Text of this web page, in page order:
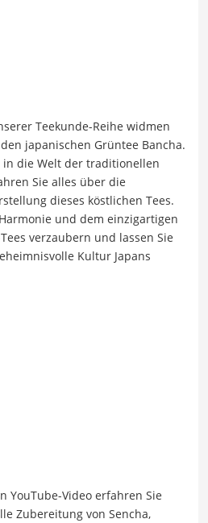
Teekunde-Reihe widmen
japanischen Grüntee Bancha.
in die Welt der traditionellen
Sie alles über die
dieses köstlichen Tees.
und dem einzigartigen
verzaubern und lassen Sie
Kultur Japans
YouTube-Video erfahren Sie
Zubereitung von Sencha,